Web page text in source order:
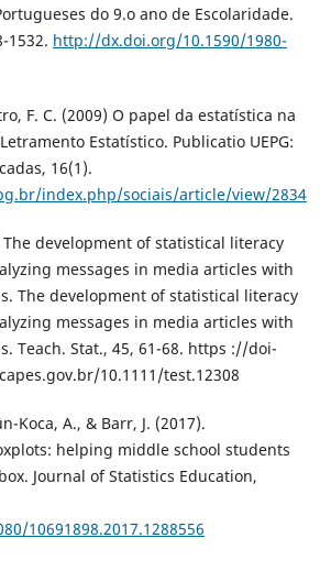
do 9.o ano de Escolaridade.
1532. http://dx.doi.org/10.1590/1980-
F. C. (2009) O papel da estatística na
Estatístico. Publicatio UEPG:
16(1).
index.php/sociais/article/view/2834
The development of statistical literacy
messages in media articles with
The development of statistical literacy
messages in media articles with
Teach. Stat., 45, 61-68. https ://doi-
10.1111/test.12308
Koca, A., & Barr, J. (2017).
helping middle school students
Journal of Statistics Education,
10691898.2017.1288556